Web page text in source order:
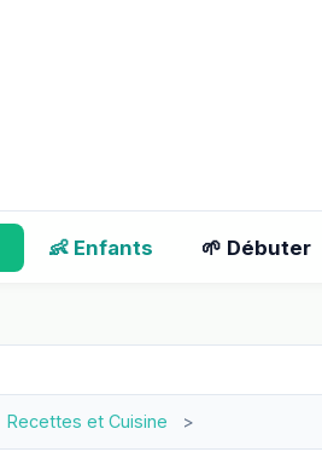
👶 Enfants 🌱 Débuter
Recettes et Cuisine >